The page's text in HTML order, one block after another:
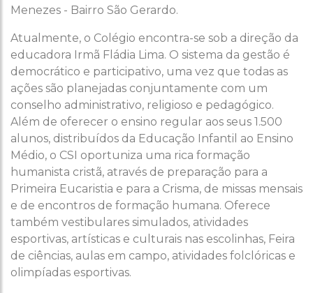
Menezes - Bairro São Gerardo.
Atualmente, o Colégio encontra-se sob a direção da
educadora Irmã Fládia Lima. O sistema da gestão é
democrático e participativo, uma vez que todas as
ações são planejadas conjuntamente com um
conselho administrativo, religioso e pedagógico.
Além de oferecer o ensino regular aos seus 1.500
alunos, distribuídos da Educação Infantil ao Ensino
Médio, o CSI oportuniza uma rica formação
humanista cristã, através de preparação para a
Primeira Eucaristia e para a Crisma, de missas mensais
e de encontros de formação humana. Oferece
também vestibulares simulados, atividades
esportivas, artísticas e culturais nas escolinhas, Feira
de ciências, aulas em campo, atividades folclóricas e
olimpíadas esportivas.